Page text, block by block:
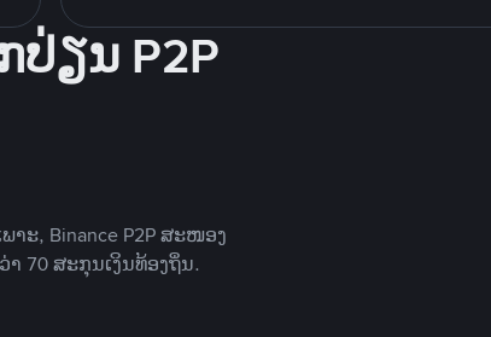
ຽນ P2P
ະ, Binance P2P ສະໜອງ
70 ສະກຸນເງິນທ້ອງຖິ່ນ.